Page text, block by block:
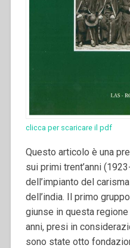
clicca per scaricare il pdf
Questo articolo è una
sui primi trent’anni
dell’impianto del
dell’india. Il primo
giunse in questa
anni, presi in
sono state otto